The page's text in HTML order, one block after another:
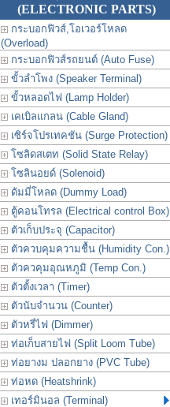
(ELECTRONIC PARTS)
กระบอกฟิวส์,โอเวอร์โหลด
(Overload)
กระบอกฟิวส์รถยนต์ (Auto Fuse)
ขั้วลำโพง (Speaker Terminal)
ขั้วหลอดไฟ (Lamp Holder)
เคเบิลแกลน (Cable Gland)
เซิร์จโปรเทคชัน (Surge Protection)
โซลิดสเตท (Solid State Relay)
โซลินอยด์ (Solenoid)
ดัมมี่โหลด (Dummy Load)
ตู้คอนโทรล (Electrical control Box)
ตัวเก็บประจุ (Capacitor)
ตัวควบคุมความชื้น (Humidity Con.)
ตัวควคุมอุณหภูมิ (Temp Con.)
ตัวตั้งเวลา (Timer)
ตัวนับจำนวน (Counter)
ตัวหรี่ไฟ (Dimmer)
ท่อเก็บสายไฟ (Split Loom Tube)
ท่อยางม ปลอกยาง (PVC Tube)
ท่อหด (Heatshrink)
เทอร์มินอล (Terminal)